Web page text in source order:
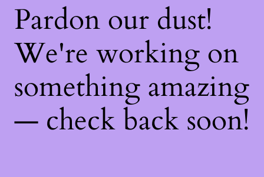
Pardon our dust!
We're working on
something amazing
— check back soon!